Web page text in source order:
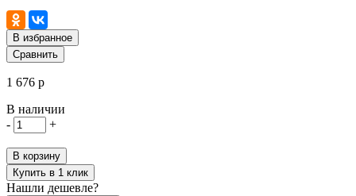
В избранное
Сравнить
1 676 р
В наличии
-
+
В корзину
Купить в 1 клик
Нашли дешевле?